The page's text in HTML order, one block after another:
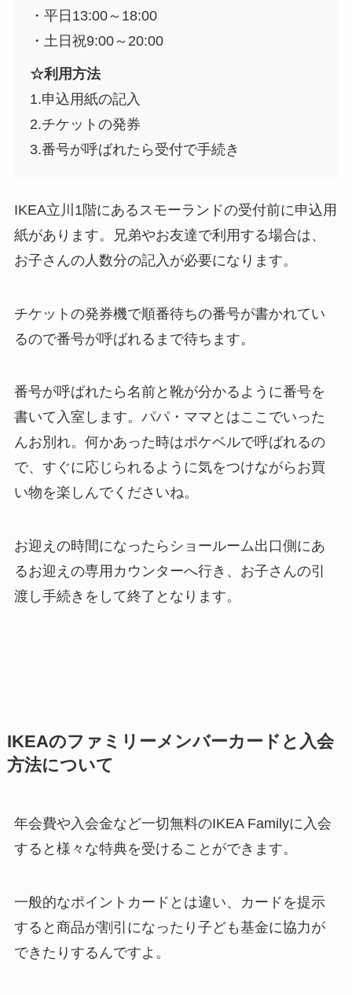
・平日13:00～18:00
・土日祝9:00～20:00
☆利用方法
1.申込用紙の記入
2.チケットの発券
3.番号が呼ばれたら受付で手続き
IKEA立川1階にあるスモーランドの受付前に申込用
紙があります。兄弟やお友達で利用する場合は、
お子さんの人数分の記入が必要になります。
チケットの発券機で順番待ちの番号が書かれてい
るので番号が呼ばれるまで待ちます。
番号が呼ばれたら名前と靴が分かるように番号を
書いて入室します。パパ・ママとはここでいった
んお別れ。何かあった時はポケベルで呼ばれるの
で、すぐに応じられるように気をつけながらお買
い物を楽しんでくださいね。
お迎えの時間になったらショールーム出口側にあ
るお迎えの専用カウンターへ行き、お子さんの引
渡し手続きをして終了となります。
IKEAのファミリーメンバーカードと入会
方法について
年会費や入会金など一切無料のIKEA Familyに入会
すると様々な特典を受けることができます。
一般的なポイントカードとは違い、カードを提示
すると商品が割引になったり子ども基金に協力が
できたりするんですよ。